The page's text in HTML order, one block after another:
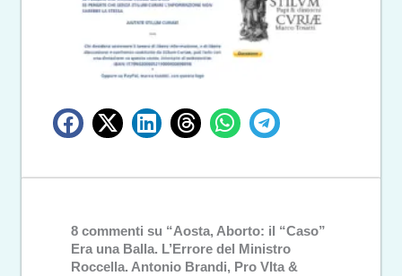
8 commenti su “Aosta, Aborto: il “Caso”
Era una Balla. L’Errore del Ministro
Roccella. Antonio Brandi, Pro VIta &